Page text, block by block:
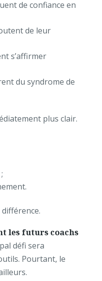
de confiance en
de leur
s’affirmer
du syndrome de
plus clair.
les futurs coachs
défi sera
Pourtant, le